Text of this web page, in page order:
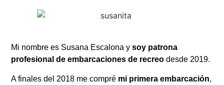
Mi nombre es Susana Escalona ysoy patrona
profesional de embarcaciones de recreo desde 2019.
A finales del 2018 me compré mi primera embarcación,